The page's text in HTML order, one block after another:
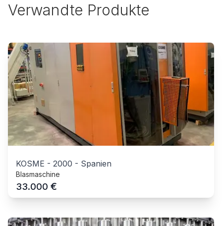
Verwandte Produkte
KOSME - 2000 - Spanien
Blasmaschine
33.000 €